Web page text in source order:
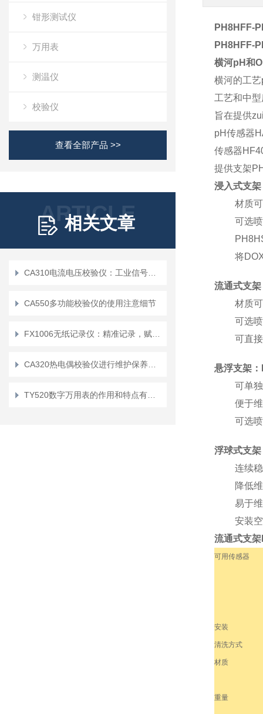
钳形测试仪
万用表
测温仪
校验仪
查看全部产品 >>
ARTICLE
相关文章
CA550多功能校验仪的使用注意细节
PH8HFF-
PH8HFF-
横河pH和
横河的工
工艺和中
旨在提供
pH传感器
传感器
提供支架
浸入式支
材质
可选
将
流通式支
材质
可选
可直
悬浮支架
可单
便于
可选
浮球式支
连续
降低
易于
安装
流通式支
可用传感器
安装
清洗方式
材质
重量